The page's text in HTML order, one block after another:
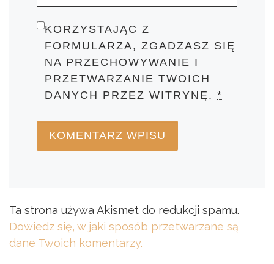
KORZYSTAJĄC Z
FORMULARZA, ZGADZASZ SIĘ
NA PRZECHOWYWANIE I
PRZETWARZANIE TWOICH
DANYCH PRZEZ WITRYNĘ.*
Ta strona używa Akismet do redukcji spamu.
Dowiedz się, w jaki sposób przetwarzane są
dane Twoich komentarzy.